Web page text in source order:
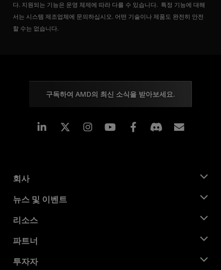
다. 지원되는 기능은 운영 체제에 따라 다를 수 있습니다. 특정 기능에 대해
서는 시스템 제조업체에 문의하십시오. 어떤 기술이나 제품도 완전히 안전
할 수는 없습니다.
구독하여 AMD의 최신 소식을 받아보세요.
Linkedin Instagram Facebook
회사
AMD 소개
기업의 사회적 책임
채용
문의하기
뉴스 및 이벤트
뉴스룸
미디어 라이브러리
리소스
개발자 센트럴
사례 연구
파트너
AMD 파트너 허브
투자자